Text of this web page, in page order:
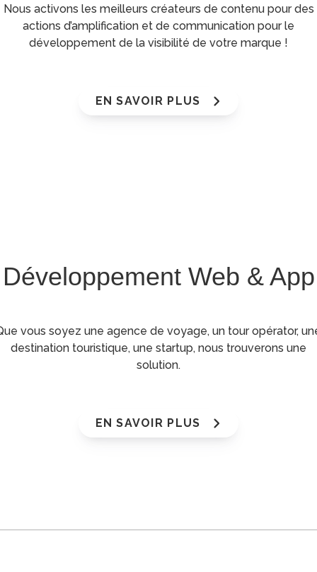
Nous activons les meilleurs créateurs de contenu pour des
actions d’amplification et de communication pour le
développement de la visibilité de votre marque !
EN SAVOIR PLUS
Développement Web & App
vous soyez une agence de voyage, un tour opérator,
destination touristique, une startup, nous trouverons une
solution.
EN SAVOIR PLUS